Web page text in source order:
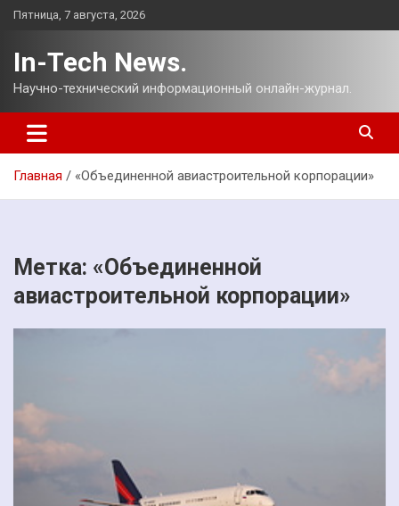
Перейти
Пятница, 7 августа, 2026
In-Tech News.
Научно-технический информационный онлайн-журнал.
Главная «Объединенной авиастроительной корпорации»
Метка: «Объединенной
авиастроительной корпорации»